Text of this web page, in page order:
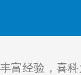
富经验，喜